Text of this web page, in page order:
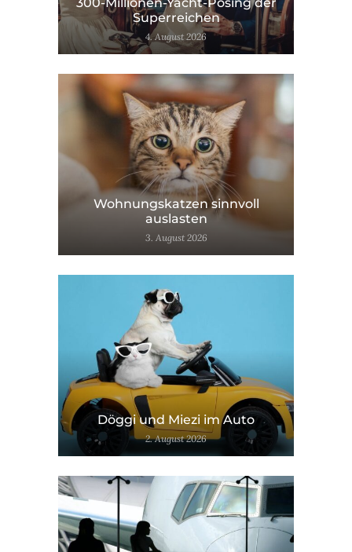
Superreichen
4. August 2026
Wohnungskatzen sinnvoll
auslasten
3. August 2026
Döggi und Miezi im Auto
2. August 2026